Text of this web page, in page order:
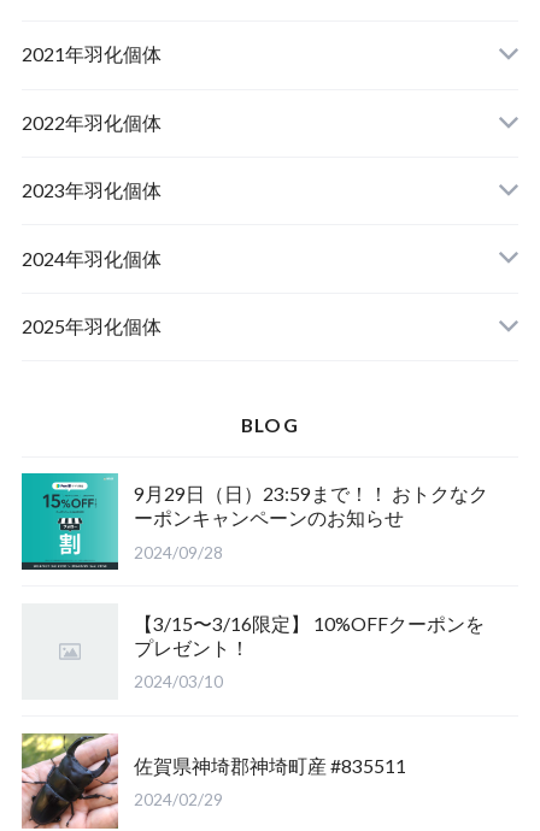
佐賀県神埼郡産オオクワガタ
山梨県韮崎市韮崎町産オオクワガタ
佐賀県神埼郡神埼町産オオクワガタ
山梨県韮崎市穂坂町産
山梨県甲斐市産
山形県西置賜郡小國町産
新潟県十日町市産
2021年羽化個体
山梨県韮崎市穂坂町産
兵庫県川辺郡猪名川町産
山梨県甲斐市産
佐賀県神埼郡神埼町
福島県南会津郡産
2022年羽化個体
青森県十和田市産
宮城県栗原市産
茨城県小美玉市産
三重県いなべ市産
長崎県対馬市産
佐賀県神崎郡産
新潟県東蒲原郡阿賀町産
2023年羽化個体
岩手県奥州市産
山形県西置賜郡小國町産
山梨県韮崎市産
香川県綾歌郡産綾上町産
福島県南会津郡産
福島県大沼郡産
2024年羽化個体
青森県十和田市産
新潟県東蒲原郡阿賀町
山梨県甲府市産
山梨県韮崎市穂坂町産
山梨県北杜市明野町産
2025年羽化個体
茨城県稲敷郡産
山梨県韮崎市穂坂町産
京都府宇治市産
岡山県岡山市産
BLOG
9月29日（日）23:59まで！！ おトクなク
ーポンキャンペーンのお知らせ
2024/09/28
【3/15〜3/16限定】 10%OFFクーポンを
プレゼント！
2024/03/10
佐賀県神埼郡神埼町産 #835511
2024/02/29